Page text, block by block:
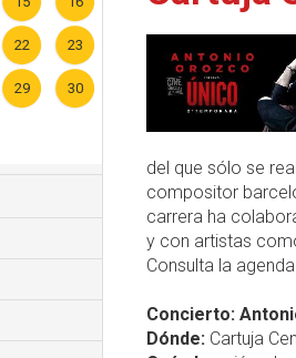
22 23
29 30
del que sólo se
compositor
carrera ha
y con artistas
Consulta la
Concierto:
Dónde: Cartuja